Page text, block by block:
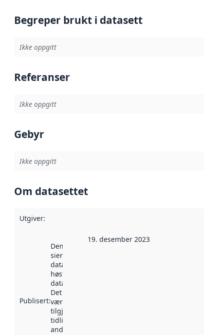
Begreper brukt i datasett
Ikke oppgitt
Referanser
Ikke oppgitt
Gebyr
Ikke oppgitt
Om datasettet
Utgiver:
Publisert:
Denne datoen
sier når
datasettet ble
høstet av
data.norge.no.
Det kan ha
vært
tilgjengelig
tidligere
andre steder.
19. desember 2023